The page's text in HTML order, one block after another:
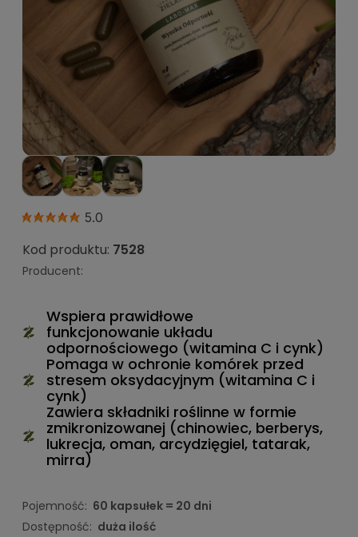
5.0
Kod produktu: 7528
Producent:
Wspiera prawidłowe
funkcjonowanie układu
odpornościowego (witamina C i cynk)
Pomaga w ochronie komórek przed
stresem oksydacyjnym (witamina C i
cynk)
Zawiera składniki roślinne w formie
zmikronizowanej (chinowiec, berberys,
lukrecja, oman, arcydzięgiel, tatarak,
mirra)
Pojemność: 60 kapsułek = 20 dni
Dostępność: duża ilość